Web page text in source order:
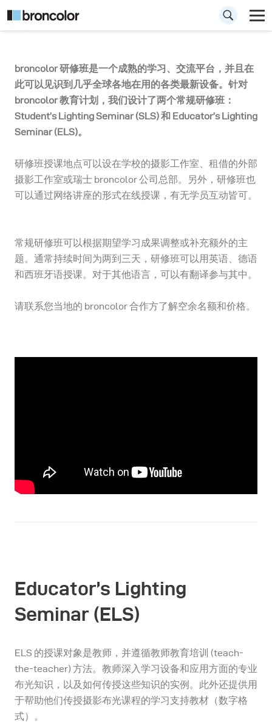
Seminars
发现 Educator’s Lighting Seminar (ELS) 和
Student’s Lighting Seminar (SLS) 的摄影学
校。
broncolor 研修班是一个成熟的学习、交流平台，并且在
此可以见识到几乎全球各地在用的各类最新设备。针对
broncolor 教育计划，我们设计了两个常规研修班：
Student’s Lighting Seminar (SLS) 和 Educator’s Lighting
Seminar (ELS)。
研修班授课地点可以设在学校的摄影工作室、租借的外部
摄影工作室或瑞士 broncolor 公司总部。另外，研修班也
可以通过网络讲座的形式在线授课，有无学员互动皆可。
常规研修班可以根据期望学习成果调整或补充额外的主
题。通常持续时间为两到三天，研修班可以用英语、德语
和西班牙语授课。对于其他语言，可以有翻译参与其中。
请联系您当地的 broncolor 合作方了解空余名额和价格。
Educator’s Lighting
Seminar (ELS)
ELS 的授课对象是教师，并遵循教师教育培训 (teach-
the-teacher) 方法。教师深入学习设备和应用方面的专业
布光知识，以及如何传授这些知识的实例。此外还提供用
于帮助他们传授摄影布光课程的学习支持教材（数字格
式）。